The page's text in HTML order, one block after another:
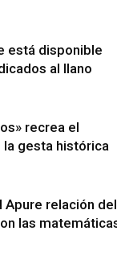
está disponible
al llano
recrea el
gesta histórica
Apure relación del
las matemáticas